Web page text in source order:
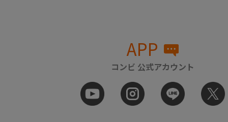
APP
コンビ 公式アカウント